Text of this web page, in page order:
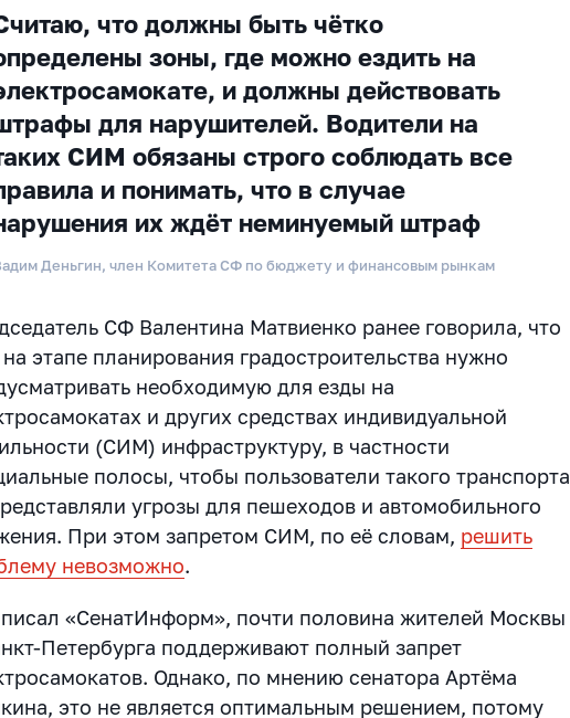
что должны быть чётко
зоны, где можно ездить на
и должны действовать
для нарушителей. Водители на
СИМ обязаны строго соблюдать все
и понимать, что в случае
их ждёт неминуемый штраф
Деньгин, член Комитета СФ по бюджету и финансовым рынкам
СФ Валентина Матвиенко ранее говорила, что
этапе планирования градостроительства нужно
необходимую для езды на
и других средствах индивидуальной
(СИМ) инфраструктуру, в частности
полосы, чтобы пользователи такого транспорта
угрозы для пешеходов и автомобильного
При этом запретом СИМ, по её словам, решить
невозможно.
«СенатИнформ», почти половина жителей Москвы
Петербурга поддерживают полный запрет
Однако, по мнению сенатора Артёма
это не является оптимальным решением, потому